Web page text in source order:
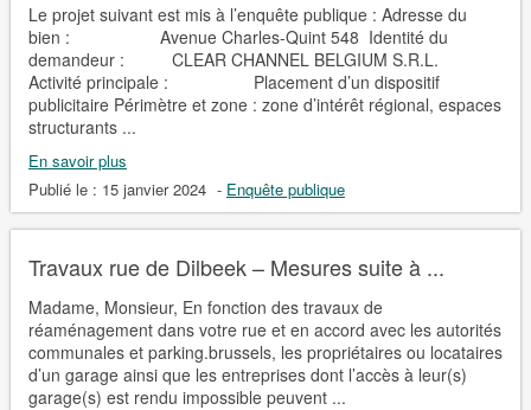
Le projet suivant est mis à l’enquête publique : Adresse du
bien : Avenue Charles-Quint 548 Identité du
demandeur : CLEAR CHANNEL BELGIUM S.R.L.
Activité principale : Placement d’un dispositif
publicitaire Périmètre et zone : zone d’intérêt régional, espaces
structurants ...
En savoir plus
Publié le : 15 janvier 2024 - Enquête publique
Travaux rue de Dilbeek – Mesures suite à ...
Madame, Monsieur, En fonction des travaux de
réaménagement dans votre rue et en accord avec les autorités
communales et parking.brussels, les propriétaires ou locataires
d’un garage ainsi que les entreprises dont l’accès à leur(s)
garage(s) est rendu impossible peuvent ...